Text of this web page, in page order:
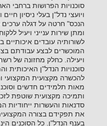
סוכנויות הפרושות ברחבי
ויועצי נדל"ן בעלי ניסיון
הנכס" חרטה על דגלה ערכים
ומתן שירות ענייני ויעיל
לשורותיה עובדים איכותיים
המוכשרים לבצע עבודתם
ויעילה. כחלק מחזונה של
סוכנויות הנדל"ן האיכותית
להכשרה מקצועית המקצועי
מאות תלמידים חדשים
ותמיכה מקצועית שוטפת
סדנאות והעשרות
את תפקידם בצורה
בענף הנדל"ן. כל הסוכנים